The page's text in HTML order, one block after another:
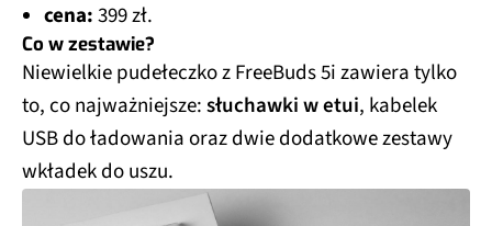
cena:399 zł.
Co w zestawie?
Niewielkie pudełeczko z FreeBuds 5i zawiera tylko
to, co najważniejsze:słuchawki w etui, kabelek
USB do ładowania oraz dwie dodatkowe zestawy
wkładek do uszu.